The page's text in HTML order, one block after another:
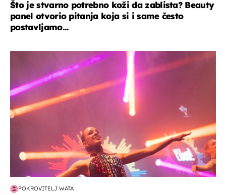
Što je stvarno potrebno koži da zablista? Beauty
panel otvorio pitanja koja si i same često
postavljamo...
POKROVITELJ WATA